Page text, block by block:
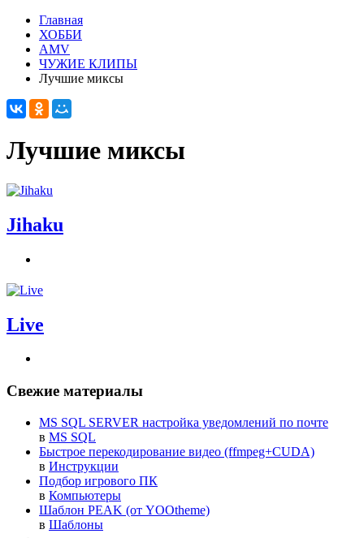
Главная
ХОББИ
AMV
ЧУЖИЕ КЛИПЫ
Лучшие миксы
Лучшие миксы
Jihaku
Live
Свежие материалы
MS SQL SERVER настройка уведомлений по почте
в MS SQL
Быстрое перекодирование видео (ffmpeg+CUDA)
в Инструкции
Подбор игрового ПК
в Компьютеры
Шаблон PEAK (от YOOtheme)
в Шаблоны